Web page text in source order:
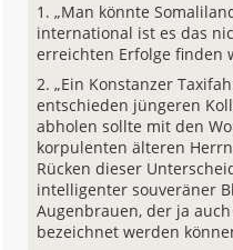
„Man könnte
international ist es das
erreichten Erfolge finden
„Ein Konstanzer
entschieden jüngeren
abholen sollte mit den
korpulenten älteren
Rücken dieser
intelligenter souveräner
Augenbrauen, der ja
bezeichnet werden